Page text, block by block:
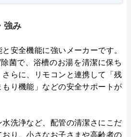
強み
安全機能に強いメーカーです。
菌で、浴槽のお湯を清潔に保ち
らに、リモコンと連携して「残
り機能」などの安全サポートが
洗浄など、配管の清潔さにこだ
り、小さなお子さまや高齢者の